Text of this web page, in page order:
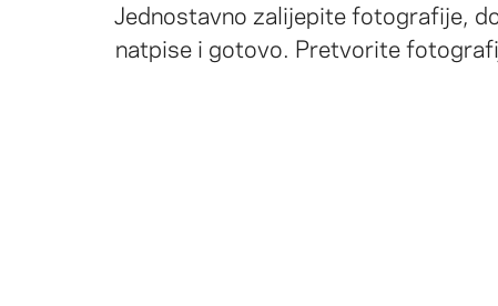
Jednostavno zalijepite fotografije,
natpise i gotovo. Pretvorite